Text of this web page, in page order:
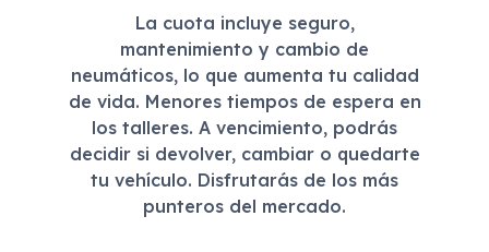
La cuota incluye seguro,
mantenimiento y cambio de
neumáticos, lo que aumenta tu calidad
de vida. Menores tiempos de espera en
los talleres. A vencimiento, podrás
decidir si devolver, cambiar o quedarte
tu vehículo. Disfrutarás de los más
punteros del mercado.